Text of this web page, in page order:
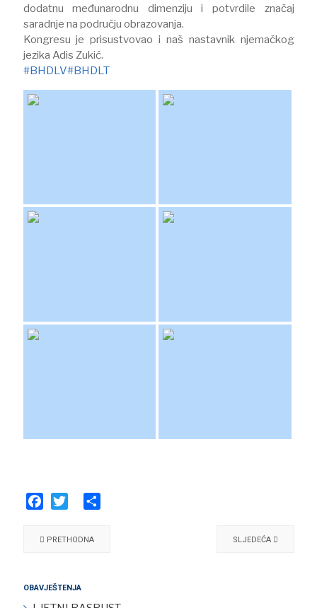
dodatnu međunarodnu dimenziju i potvrdile značaj
saradnje na području obrazovanja.
Kongresu je prisustvovao i naš nastavnik njemačkog
jezika Adis Zukić.
#BHDLV#BHDLT
PRETHODNA SLJEDEĆA
OBAVJEŠTENJA